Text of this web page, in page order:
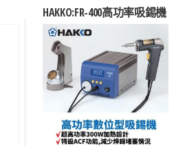
HAKKO:FR-400高功率吸錫機